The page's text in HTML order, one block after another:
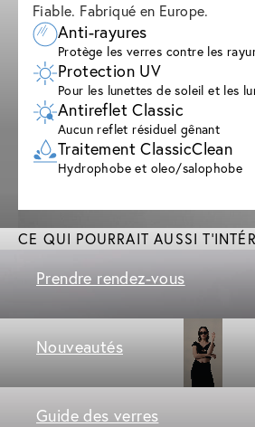
Fiable. Fabriqué en Europe.
Anti-rayures
Protège les verres contre les
Protection UV
Pour les lunettes de soleil et les
Antireflet Classic
Aucun reflet résiduel gênant
Traitement ClassicClean
Hydrophobe et oleo/salophobe
CE QUI POURRAIT AUSSI
Prendre rendez-vous
Nouveautés
Guide des verres